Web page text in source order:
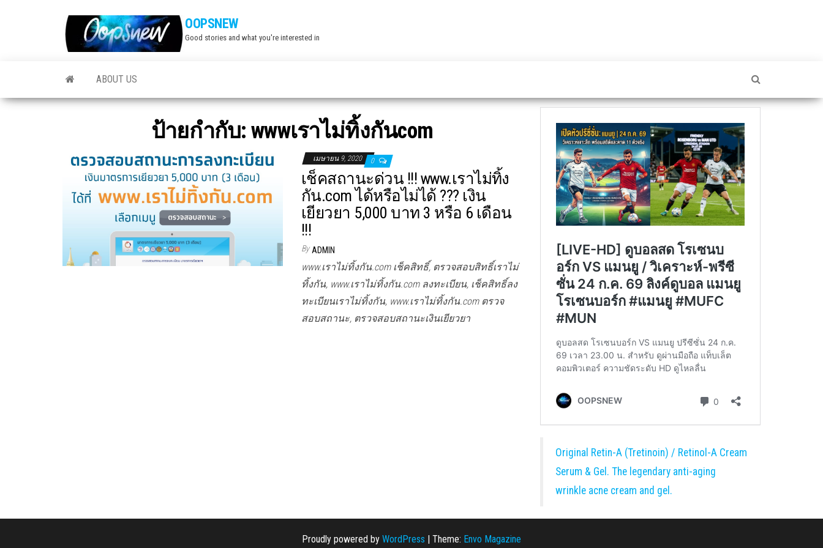
OOPSNEW
Good stories and what you're interested in
ABOUT US
ป้ายกำกับ:wwwเราไม่ทิ้งกันcom
เมษายน 9, 2020 0
เช็คสถานะด่วน !!! www.เราไม่ทิ้ง
กัน.com ได้หรือไม่ได้ ??? เงิน
เยียวยา 5,000 บาท 3 หรือ 6 เดือน
!!!
By ADMIN
www.เราไม่ทิ้งกัน.com เช็คสิทธิ์, ตรวจสอบสิทธิ์เราไม่
ทิ้งกัน, www.เราไม่ทิ้งกัน.com ลงทะเบียน, เช็คสิทธิ์ลง
ทะเบียนเราไม่ทิ้งกัน, www.เราไม่ทิ้งกัน.com ตรวจ
สอบสถานะ, ตรวจสอบสถานะเงินเยียวยา
Original Retin-A (Tretinoin) / Retinol-A Cream
Serum & Gel. The legendary anti-aging
wrinkle acne cream and gel.
Proudly powered by WordPress | Theme: Envo Magazine